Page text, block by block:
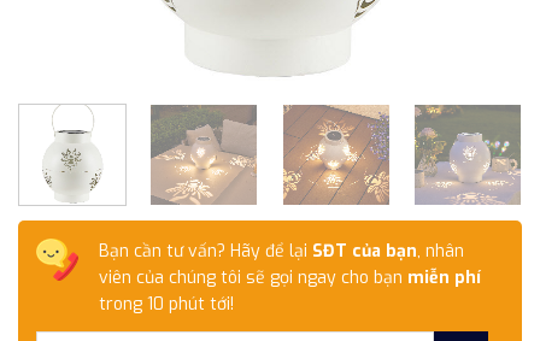
Bạn cần tư vấn? Hãy để lại SĐT của bạn, nhân
viên của chúng tôi sẽ gọi ngay cho bạn miễn phí
trong 10 phút tới!